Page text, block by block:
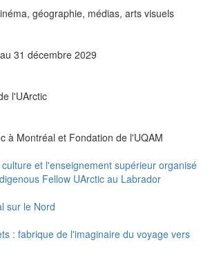
géographie, médias, arts visuels
31 décembre 2029
l'UArctic
à Montréal et Fondation de l'UQAM
et l'enseignement supérieur organisé
Fellow UArctic au Labrador
sur le Nord
: fabrique de l'imaginaire du voyage vers